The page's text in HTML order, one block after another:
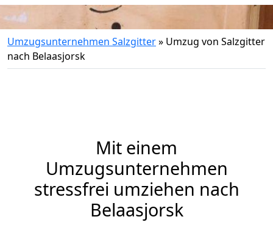
Umzugsunternehmen Salzgitter» Umzug von Salzgitter
nach Belaasjorsk
Mit einem
Umzugsunternehmen
stressfrei umziehen nach
Belaasjorsk